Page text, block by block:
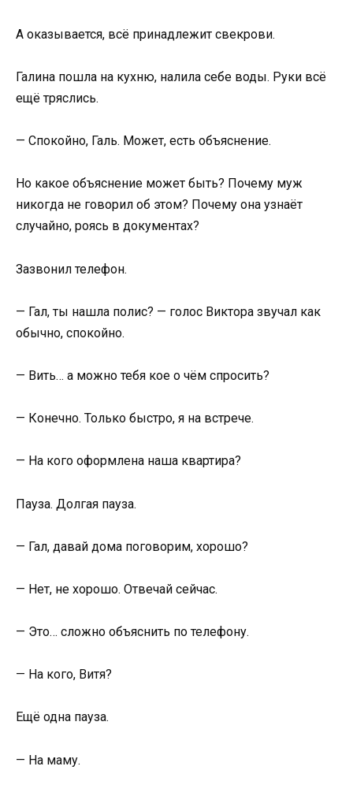
А оказывается, всё принадлежит свекрови.
Галина пошла на кухню, налила себе воды. Руки всё
ещё тряслись.
— Спокойно, Галь. Может, есть объяснение.
Но какое объяснение может быть? Почему муж
никогда не говорил об этом? Почему она узнаёт
случайно, роясь в документах?
Зазвонил телефон.
— Гал, ты нашла полис? — голос Виктора звучал как
обычно, спокойно.
— Вить… а можно тебя кое о чём спросить?
— Конечно. Только быстро, я на встрече.
— На кого оформлена наша квартира?
Пауза. Долгая пауза.
— Гал, давай дома поговорим, хорошо?
— Нет, не хорошо. Отвечай сейчас.
— Это… сложно объяснить по телефону.
— На кого, Витя?
Ещё одна пауза.
— На маму.